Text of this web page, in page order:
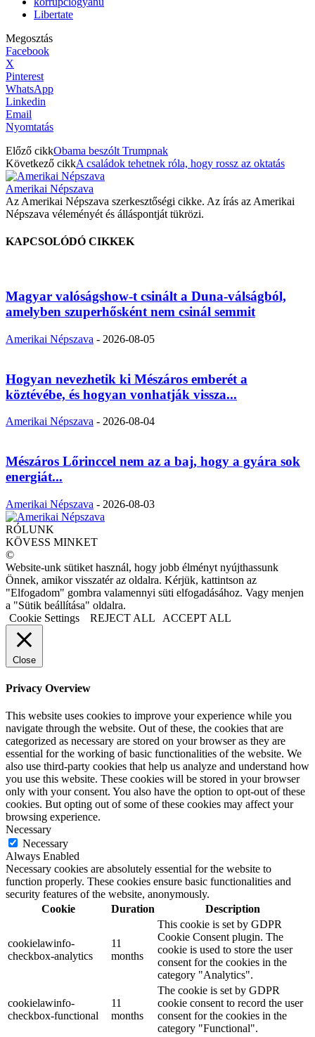
Libertate
Megosztás
Facebook
X
Pinterest
WhatsApp
Linkedin
Email
Nyomtatás
Előző cikkObama beszólt Trumpnak
Következő cikkA családok tehetnek róla, hogy rossz az oktatás
Amerikai Népszava
Az Amerikai Népszava szerkesztőségi cikke. Az írás az Amerikai
Népszava véleményét és álláspontját tükrözi.
KAPCSOLÓDÓ CIKKEK
Magyar valóságshow-t csinált a Duna-válságból,
amelyben szuperhősként nem csinál semmit
Amerikai Népszava - 2026-08-05
Hogyan nevezhetik ki Mészáros emberét a
köztévébe, és hogyan vonhatják vissza...
Amerikai Népszava - 2026-08-04
Mészáros Lőrinccel nem az a baj, hogy a gyára sok
energiát...
Amerikai Népszava - 2026-08-03
RÓLUNK
KÖVESS MINKET
©
Website-unk sütiket használ, hogy jobb élményt nyújthassunk
Önnek, amikor visszatér az oldalra. Kérjük, kattintson az
"Elfogadom" gombra valamennyi süti elfogadásához. Vagy menjen
a "Sütik beállítása" oldalra.
Cookie Settings
REJECT ALL ACCEPT ALL
Close
Privacy Overview
This website uses cookies to improve your experience while you
navigate through the website. Out of these, the cookies that are
categorized as necessary are stored on your browser as they are
essential for the working of basic functionalities of the website. We
also use third-party cookies that help us analyze and understand how
you use this website. These cookies will be stored in your browser
only with your consent. You also have the option to opt-out of these
cookies. But opting out of some of these cookies may affect your
browsing experience.
Necessary
Necessary
Always Enabled
Necessary cookies are absolutely essential for the website to
function properly. These cookies ensure basic functionalities and
security features of the website, anonymously.
Cookie
Duration Description
cookielawinfo-
checkbox-analytics
11
months
This cookie is set by GDPR
Cookie Consent plugin. The
cookie is used to store the user
consent for the cookies in the
category "Analytics".
cookielawinfo-
checkbox-functional
11
months
The cookie is set by GDPR
cookie consent to record the user
consent for the cookies in the
category "Functional".